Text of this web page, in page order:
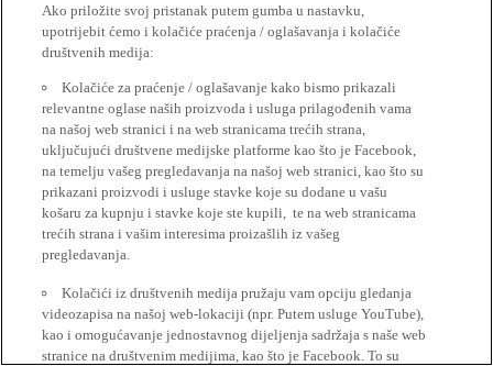
Ako priložite svoj pristanak putem gumba u nastavku,
upotrijebit ćemo i kolačiće praćenja / oglašavanja i kolačiće
društvenih medija:
Kolačiće za praćenje / oglašavanje kako bismo prikazali
relevantne oglase naših proizvoda i usluga prilagođenih vama
na našoj web stranici i na web stranicama trećih strana,
uključujući društvene medijske platforme kao što je Facebook,
na temelju vašeg pregledavanja na našoj web stranici, kao što su
prikazani proizvodi i usluge stavke koje su dodane u vašu
košaru za kupnju i stavke koje ste kupili, te na web stranicama
trećih strana i vašim interesima proizašlih iz vašeg
pregledavanja.
Kolačići iz društvenih medija pružaju vam opciju gledanja
videozapisa na našoj web-lokaciji (npr. Putem usluge YouTube),
kao i omogućavanje jednostavnog dijeljenja sadržaja s naše web
stranice na društvenim medijima, kao što je Facebook. To su